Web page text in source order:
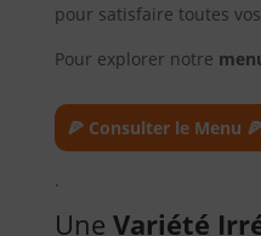
pour satisfaire toutes
Pour explorer notre
🍕 Consulter le Menu
.
Une Variété